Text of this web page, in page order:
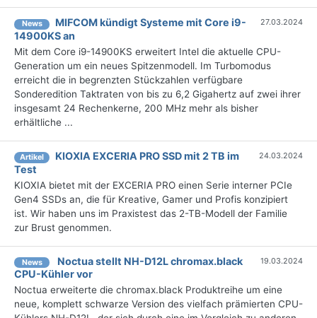
News
MIFCOM kündigt Systeme mit Core i9-
14900KS an
27.03.2024
Mit dem Core i9-14900KS erweitert Intel die aktuelle CPU-
Generation um ein neues Spitzenmodell. Im Turbomodus
erreicht die in begrenzten Stückzahlen verfügbare
Sonderedition Taktraten von bis zu 6,2 Gigahertz auf zwei ihrer
insgesamt 24 Rechenkerne, 200 MHz mehr als bisher
erhältliche ...
Artikel
KIOXIA EXCERIA PRO SSD mit 2 TB im
Test
24.03.2024
KIOXIA bietet mit der EXCERIA PRO einen Serie interner PCIe
Gen4 SSDs an, die für Kreative, Gamer und Profis konzipiert
ist. Wir haben uns im Praxistest das 2-TB-Modell der Familie
zur Brust genommen.
News
Noctua stellt NH-D12L chromax.black
CPU-Kühler vor
19.03.2024
Noctua erweiterte die chromax.black Produktreihe um eine
neue, komplett schwarze Version des vielfach prämierten CPU-